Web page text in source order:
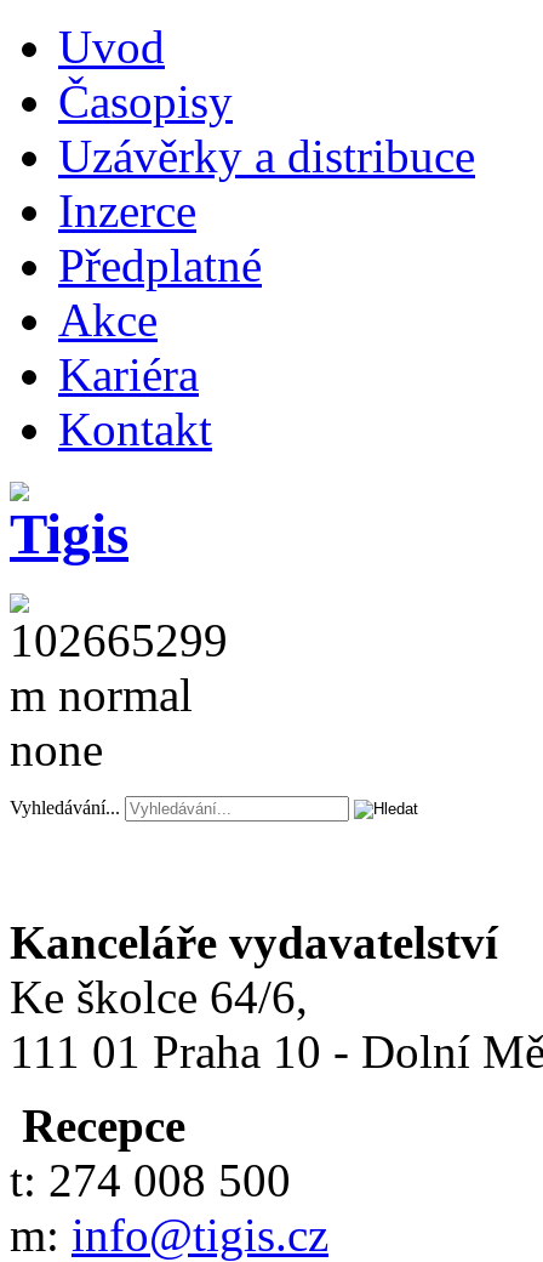
Uvod
Časopisy
Uzávěrky a distribuce
Inzerce
Předplatné
Akce
Kariéra
Kontakt
Vyhledávání...
Kanceláře vydavatelství
Ke školce 64/6,
111 01 Praha 10 - Dolní
Recepce
t: 274 008 500
m: info@tigis.cz